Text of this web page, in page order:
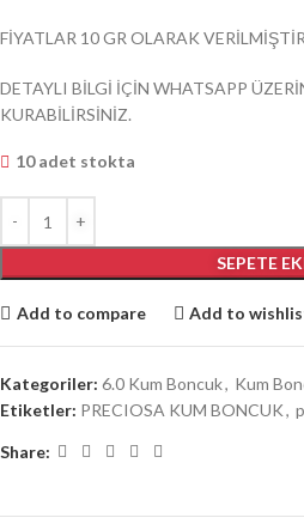
FİYATLAR 10 GR OLARAK
DETAYLI BİLGİ İÇİN WHATSAPP
KURABİLİRSİNİZ.
10 adet stokta
SEPETE
Add to compare Add to
Kategoriler: 6.0 Kum Boncuk, Kum
Etiketler: PRECIOSA KUM BONCUK,
Share: